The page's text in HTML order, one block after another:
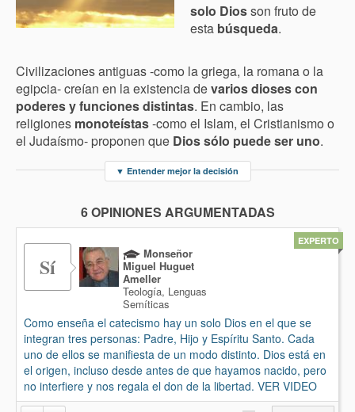
solo Diosson fruto de
esta búsqueda.
Civilizaciones antiguas -como la griega, la romana o la
egipcia- creían en la existencia devarios dioses con
poderes y funciones distintas. En cambio, las
religiones monoteístas-como el Islam, el Cristianismo o
el Judaísmo- proponen que Dios sólo puede ser uno.
▼ Entender mejor la decisión
6 OPINIONES ARGUMENTADAS
Sí
Monseñor
Miguel Huguet
Ameller
Teología, Lenguas
Semíticas
Como enseña el catecismo hay un solo Dios en el que se
integran tres personas: Padre, Hijo y Espíritu Santo. Cada
uno de ellos se manifiesta de un modo distinto. Dios está en
el origen, incluso desde antes de que hayamos nacido, pero
no interfiere y nos regala el don de la libertad. VER VIDEO
EXPERTO